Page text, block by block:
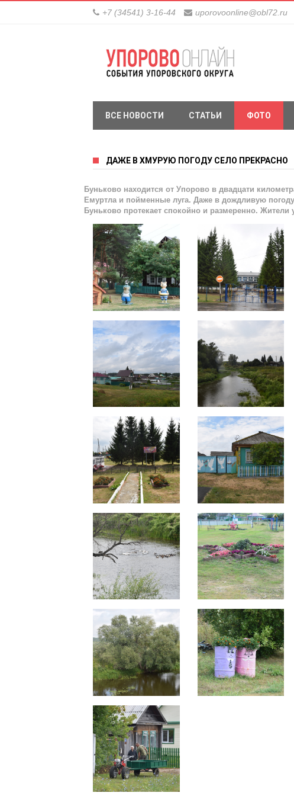
+7 (34541) 3-16-44 uporovoonline@obl72.ru
ВСЕ НОВОСТИ СТАТЬИ ФОТО
ДАЖЕ В ХМУРУЮ ПОГОДУ СЕЛО ПРЕКРАСНО
Буньково находится от Упорово в двадцати
Емуртла и пойменные луга. Даже в дождливую
Буньково протекает спокойно и размеренно.